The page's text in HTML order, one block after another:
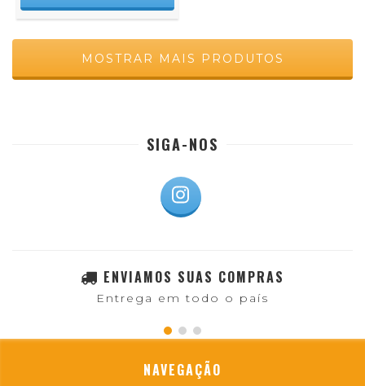
MOSTRAR MAIS PRODUTOS
SIGA-NOS
ENVIAMOS SUAS COMPRAS
Entrega em todo o país
NAVEGAÇÃO